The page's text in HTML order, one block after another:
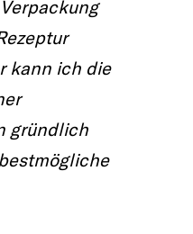
kann ich die
gründlich